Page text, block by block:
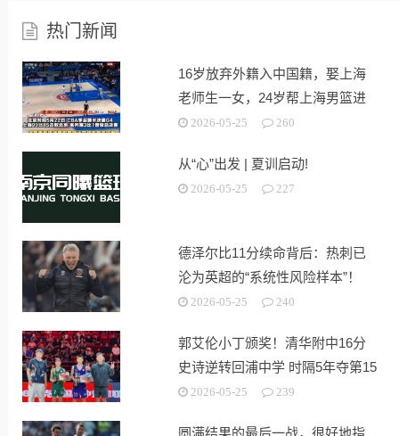
热门新闻
16岁放弃外籍入中国籍，娶上海
老师生一女，24岁帮上海男篮进
决赛
2026-05-25 260
从“心”出发 | 夏训启动!
2026-05-25 227
德泽尔比11分续命背后：热刺已
沦为英超的“系统性风险样本”！
2026-05-25 240
郭艾伦小丁颁奖！清华附中16分
史诗逆转回浦中学 时隔5年夺第15
冠2026-05-25 239
圆满结果的最后一战，很好地指